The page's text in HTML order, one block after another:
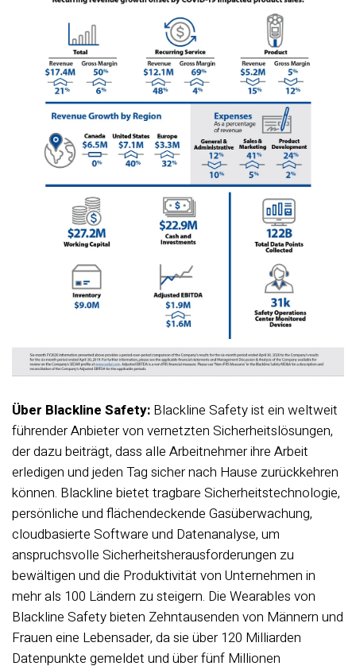
Über Blackline Safety: Blackline Safety ist ein weltweit
führender Anbieter von vernetzten Sicherheitslösungen,
der dazu beiträgt, dass alle Arbeitnehmer ihre Arbeit
erledigen und jeden Tag sicher nach Hause zurückkehren
können. Blackline bietet tragbare Sicherheitstechnologie,
persönliche und flächendeckende Gasüberwachung,
cloudbasierte Software und Datenanalyse, um
anspruchsvolle Sicherheitsherausforderungen zu
bewältigen und die Produktivität von Unternehmen in
mehr als 100 Ländern zu steigern. Die Wearables von
Blackline Safety bieten Zehntausenden von Männern und
Frauen eine Lebensader, da sie über 120 Milliarden
Datenpunkte gemeldet und über fünf Millionen